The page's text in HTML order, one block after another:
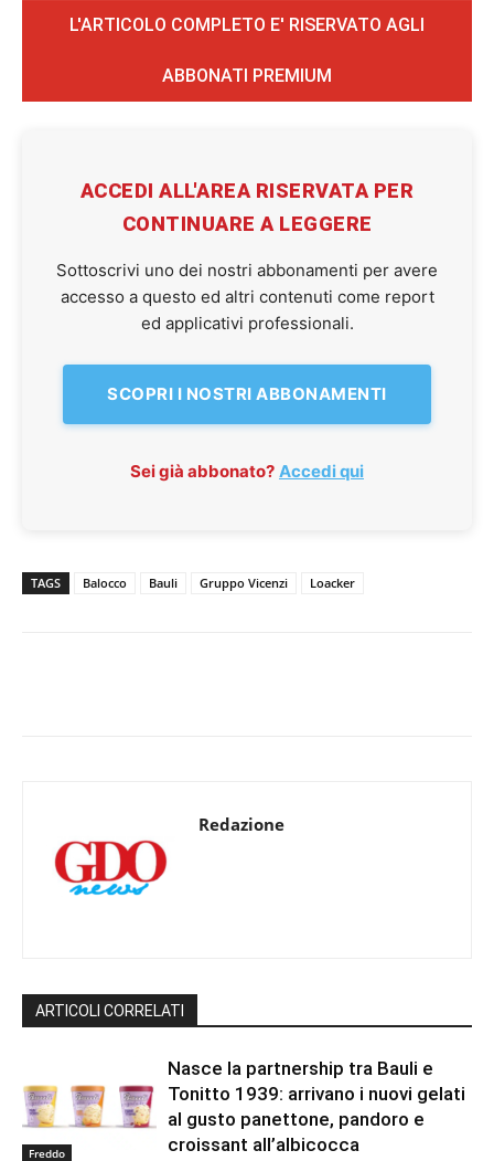
L'ARTICOLO COMPLETO E' RISERVATO AGLI
ABBONATI PREMIUM
ACCEDI ALL'AREA RISERVATA PER
CONTINUARE A LEGGERE
Sottoscrivi uno dei nostri abbonamenti per avere
accesso a questo ed altri contenuti come report
ed applicativi professionali.
SCOPRI I NOSTRI ABBONAMENTI
Sei già abbonato? Accedi qui
TAGS Balocco Bauli Gruppo Vicenzi Loacker
Redazione
ARTICOLI CORRELATI
Freddo
Nasce la partnership tra Bauli e
Tonitto 1939: arrivano i nuovi gelati
al gusto panettone, pandoro e
croissant all’albicocca